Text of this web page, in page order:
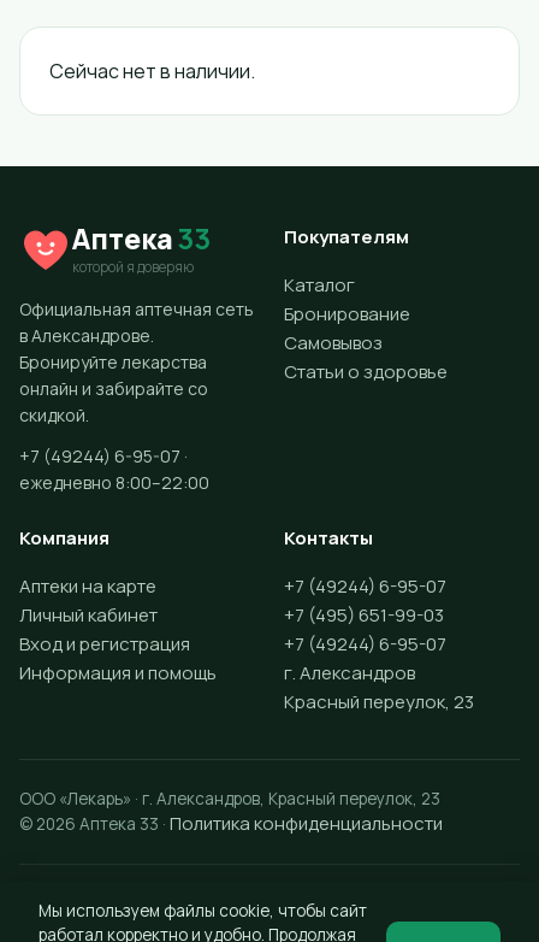
Сейчас нет в наличии.
Аптека33
которой я доверяю
Официальная аптечная сеть
в Александрове.
Бронируйте лекарства
онлайн и забирайте со
скидкой.
+7 (49244) 6-95-07 ·
ежедневно 8:00–22:00
Покупателям
Каталог
Бронирование
Самовывоз
Статьи о здоровье
Компания
Аптеки на карте
Личный кабинет
Вход и регистрация
Информация и помощь
Контакты
+7 (49244) 6-95-07
+7 (495) 651-99-03
+7 (49244) 6-95-07
г. Александров
Красный переулок, 23
ООО «Лекарь» · г. Александров, Красный переулок, 23
© 2026 Аптека 33 · Политика конфиденциальности
Мы используем файлы cookie, чтобы сайт
работал корректно и удобно. Продолжая